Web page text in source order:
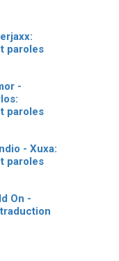
paroles
-
paroles
- Xuxa:
paroles
On -